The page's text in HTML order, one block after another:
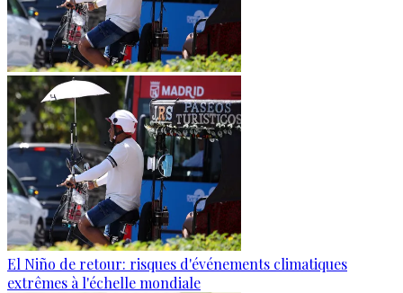
El Niño de retour: risques d'événements climatiques
extrêmes à l'échelle mondiale